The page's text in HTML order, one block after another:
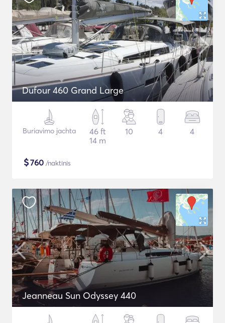
Dufour 460 Grand Large
Buriavimo jachta
46 ft
14 m
10 4 4
$760 /naktinis
Jeanneau Sun Odyssey 440